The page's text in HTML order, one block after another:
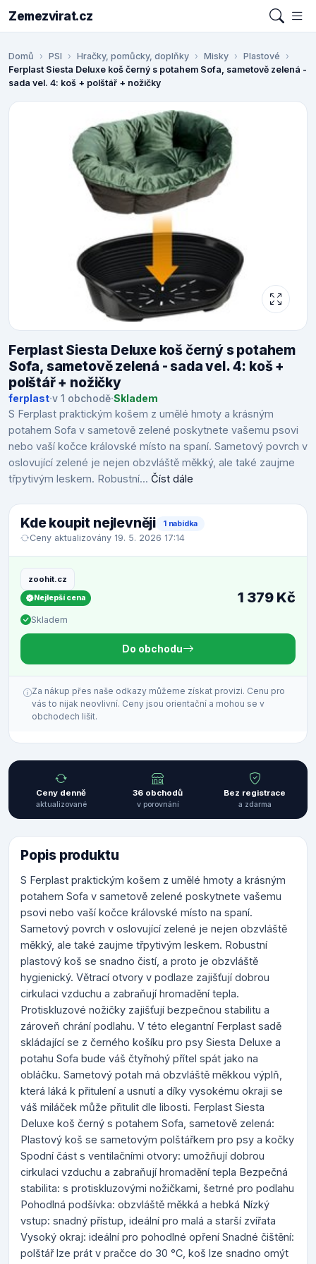
Zemezvirat.cz
Domů PSI Hračky, pomůcky, doplňky Misky
Plastové
Ferplast Siesta Deluxe koš černý s potahem Sofa, sametově zelená -
sada vel. 4: koš + polštář + nožičky
Ferplast Siesta Deluxe koš černý s potahem
Sofa, sametově zelená - sada vel. 4: koš +
polštář + nožičky
ferplast·v 1 obchodě·Skladem
S Ferplast praktickým košem z umělé hmoty a krásným
potahem Sofa v sametově zelené poskytnete vašemu psovi
nebo vaší kočce královské místo na spaní. Sametový povrch v
oslovující zelené je nejen obzvláště měkký, ale také zaujme
třpytivým leskem. Robustní... Číst dále
Kde koupit nejlevněji 1 nabídka
Ceny aktualizovány 19. 5. 2026 17:14
zoohit.cz
Nejlepší cena
Skladem
1 379 Kč
Do obchodu
Za nákup přes naše odkazy můžeme získat provizi. Cenu pro
vás to nijak neovlivní. Ceny jsou orientační a mohou se v
obchodech lišit.
Ceny denně
aktualizované
36 obchodů
v porovnání
Bez registrace
a zdarma
Popis produktu
S Ferplast praktickým košem z umělé hmoty a krásným
potahem Sofa v sametově zelené poskytnete vašemu
psovi nebo vaší kočce královské místo na spaní.
Sametový povrch v oslovující zelené je nejen obzvláště
měkký, ale také zaujme třpytivým leskem. Robustní
plastový koš se snadno čistí, a proto je obzvláště
hygienický. Větrací otvory v podlaze zajišťují dobrou
cirkulaci vzduchu a zabraňují hromadění tepla.
Protiskluzové nožičky zajišťují bezpečnou stabilitu a
zároveň chrání podlahu. V této elegantní Ferplast sadě
skládající se z černého košíku pro psy Siesta Deluxe a
potahu Sofa bude váš čtyřnohý přítel spát jako na
obláčku. Sametový potah má obzvláště měkkou výplň,
která láká k přitulení a usnutí a díky vysokému okraji se
váš miláček může přitulit dle libosti. Ferplast Siesta
Deluxe koš černý s potahem Sofa, sametově zelená:
Plastový koš se sametovým polštářkem pro psy a kočky
Spodní část s ventilačními otvory: umožňují dobrou
cirkulaci vzduchu a zabraňují hromadění tepla Bezpečná
stabilita: s protiskluzovými nožičkami, šetrné pro podlahu
Pohodlná podšívka: obzvláště měkká a hebká Nízký
vstup: snadný přístup, ideální pro malá a starší zvířata
Vysoký okraj: ideální pro pohodlné opření Snadné čištění:
polštář lze prát v pračce do 30 °C, koš lze snadno omýt